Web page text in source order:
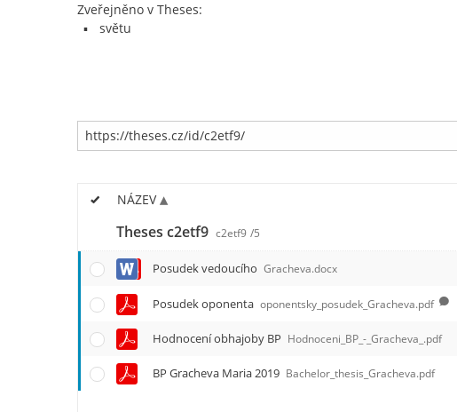
Zveřejněno v Theses:
světu
NÁZEV
Theses c2etf9 c2etf9 /5
Posudek vedoucího Gracheva.docx
Posudek oponenta oponentsky_posudek_Gracheva.pdf
Hodnocení obhajoby BP Hodnoceni_BP_-_Gracheva_.pdf
BP Gracheva Maria 2019 Bachelor_thesis_Gracheva.pdf